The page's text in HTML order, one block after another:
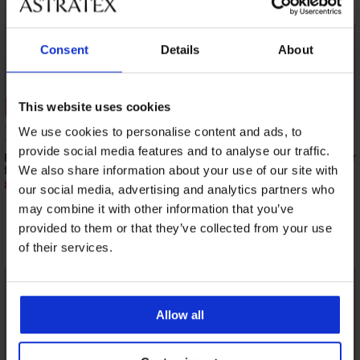
Consent Details About
This website uses cookies
We use cookies to personalise content and ads, to
provide social media features and to analyse our traffic.
We also share information about your use of our site with
our social media, advertising and analytics partners who
may combine it with other information that you’ve
provided to them or that they’ve collected from your use
of their services.
Allow all
Zniżka -50%
5
Biustonosz usztywniany Soft Lace II bez
fiszbin
83,50 zł 166,99 zł
Biustonosz
Bardot
241,99 zł
Odkryj podobne produkty